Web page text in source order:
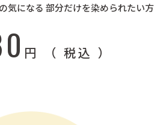
気になる 部分だけを染められたい方
円 （ 税込 ）